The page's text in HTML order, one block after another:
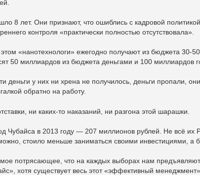
8 лет. Они признают, что ошиблись с кадровой
контроля «практически полностью отсутствовала».
«нанотехнологи» ежегодно получают из бюджета 30-
50 миллиардов из бюджета деньгами и 100 миллиардов
деньги у них ни хрена не получилось, деньги пропали,
обратно на работу.
ни каких-то наказаний, ни разгона этой шарашки.
Чубайса в 2013 году — 207 миллионов рублей. Не всё их
стоило меньше заниматься своими инвестициями, а
потрясающее, что на каждых выборах нам
хотя существует весь этот «эффективный